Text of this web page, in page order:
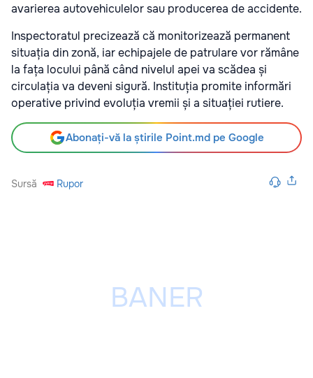
avarierea autovehiculelor sau producerea de accidente.
Inspectoratul precizează că monitorizează permanent
situația din zonă, iar echipajele de patrulare vor rămâne
la fața locului până când nivelul apei va scădea și
circulația va deveni sigură. Instituția promite informări
operative privind evoluția vremii și a situației rutiere.
Abonați-vă la știrile Point.md pe Google
Sursă Rupor